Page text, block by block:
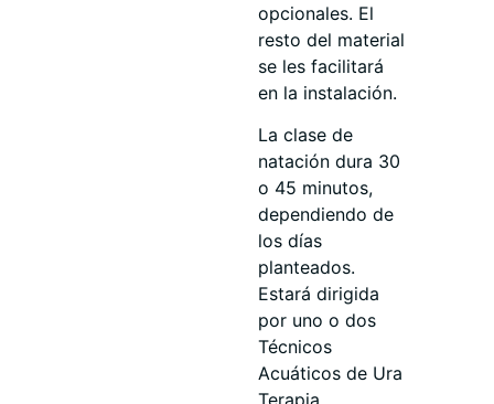
opcionales. El
resto del material
se les facilitará
en la instalación.
La clase de
natación dura 30
o 45 minutos,
dependiendo de
los días
planteados.
Estará dirigida
por uno o dos
Técnicos
Acuáticos de Ura